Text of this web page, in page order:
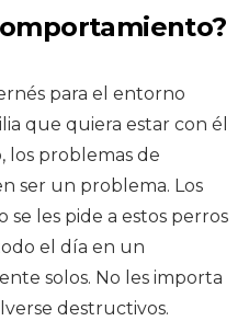
para el entorno
que quiera estar con él
los problemas de
ser un problema. Los
les pide a estos perros
el día en un
solos. No les importa
destructivos.